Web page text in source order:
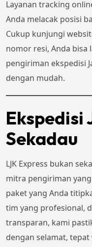
Layanan tracking
Anda melacak posisi
Cukup kunjungi
nomor resi, Anda
pengiriman ekspedisi
dengan mudah.
Ekspedisi
Sekadau
LJK Express bukan
mitra pengiriman
paket yang Anda
tim yang profesional,
transparan, kami
dengan selamat,